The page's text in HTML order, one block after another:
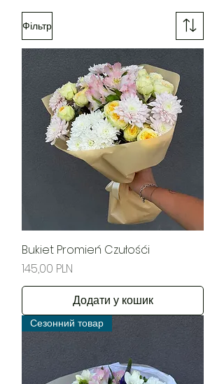
Фільтр
Bukiet Promień Czułośći
Ціна
145,00 PLN
Додати у кошик
Сезонний товар